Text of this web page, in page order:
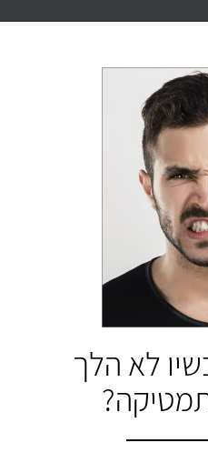
ציון 100
Maor
Hedva
לחץ לצפייה
בהמלצה
לא הלך